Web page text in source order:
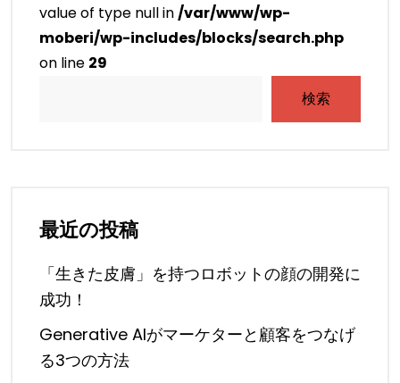
value of type null in/var/www/wp-
moberi/wp-includes/blocks/search.php
on line 29
検索
最近の投稿
「生きた皮膚」を持つロボットの顔の開発に
成功！
Generative AIがマーケターと顧客をつなげ
る3つの方法